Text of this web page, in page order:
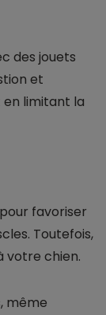
des jouets
et
en limitant la
favoriser
Toutefois,
votre chien.
même